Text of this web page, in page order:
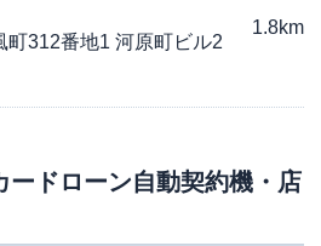
312番地1 河原町ビル2
1.8km
ードローン自動契約機・店